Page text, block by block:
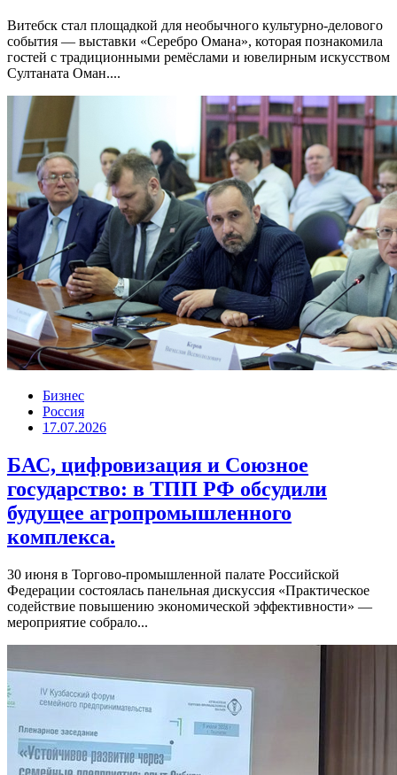
Витебск стал площадкой для необычного культурно-делового
события — выставки «Серебро Омана», которая познакомила
гостей с традиционными ремёслами и ювелирным искусством
Султаната Оман....
Бизнес
Россия
17.07.2026
БАС, цифровизация и Союзное
государство: в ТПП РФ обсудили
будущее агропромышленного
комплекса.
30 июня в Торгово-промышленной палате Российской
Федерации состоялась панельная дискуссия «Практическое
содействие повышению экономической эффективности» —
мероприятие собрало...